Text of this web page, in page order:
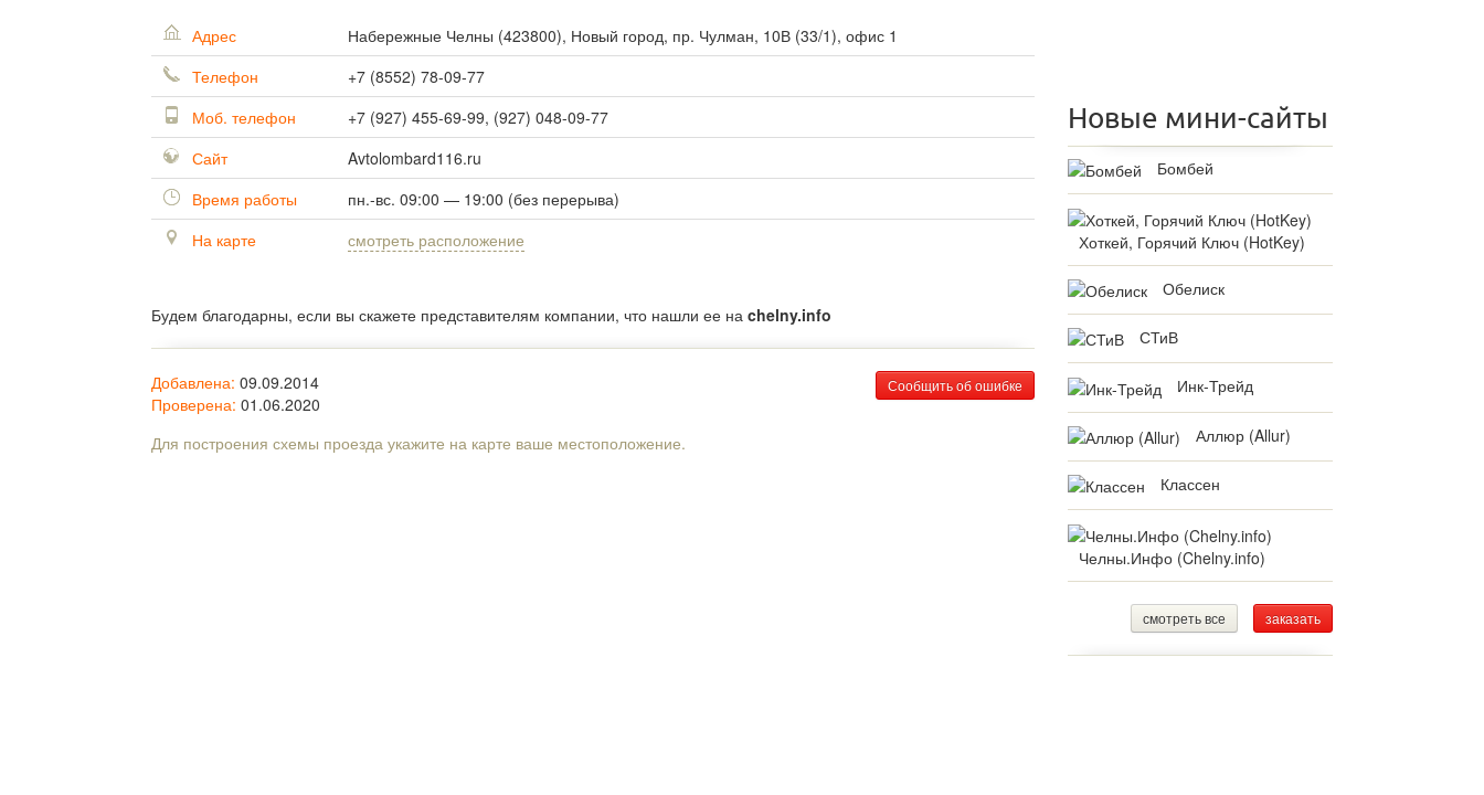
Адрес Набережные Челны (423800), Новый город, пр. Чулман, 10В (33/1), офис 1
Телефон
+7 (8552) 78-09-77
Моб. телефон
+7 (927) 455-69-99, (927) 048-09-77
Сайт
Avtolombard116.ru
Время работы
пн.-вс. 09:00 — 19:00 (без перерыва)
На карте
смотреть расположение
Будем благодарны, если вы скажете представителям компании, что нашли ее на chelny.info
Сообщить об ошибке
Добавлена: 09.09.2014
Проверена: 01.06.2020
Для построения схемы проезда укажите на карте ваше местоположение.
Новые мини-сайты
Бомбей
Хоткей, Горячий Ключ (HotKey)
Обелиск
СТиВ
Инк-Трейд
Аллюр (Allur)
Классен
Челны.Инфо (Chelny.info)
смотреть все заказать